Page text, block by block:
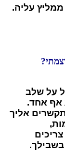
עליה.
על שלב
אף אחד.
אליך
.